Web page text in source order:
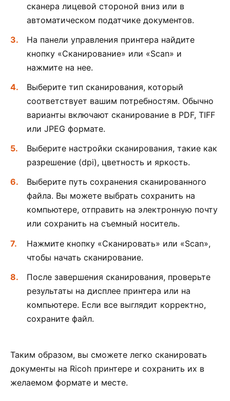
сканера лицевой стороной вниз или в
автоматическом податчике документов.
На панели управления принтера найдите
кнопку «Сканирование» или «Scan» и
нажмите на нее.
Выберите тип сканирования, который
соответствует вашим потребностям. Обычно
варианты включают сканирование в PDF, TIFF
или JPEG формате.
Выберите настройки сканирования, такие как
разрешение (dpi), цветность и яркость.
Выберите путь сохранения сканированного
файла. Вы можете выбрать сохранить на
компьютере, отправить на электронную почту
или сохранить на съемный носитель.
Нажмите кнопку «Сканировать» или «Scan»,
чтобы начать сканирование.
После завершения сканирования, проверьте
результаты на дисплее принтера или на
компьютере. Если все выглядит корректно,
сохраните файл.
Таким образом, вы сможете легко сканировать
документы на Ricoh принтере и сохранить их в
желаемом формате и месте.